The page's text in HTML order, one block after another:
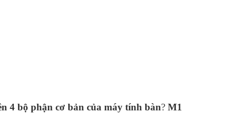
4 bộ phận cơ bản của máy tính bàn? M1